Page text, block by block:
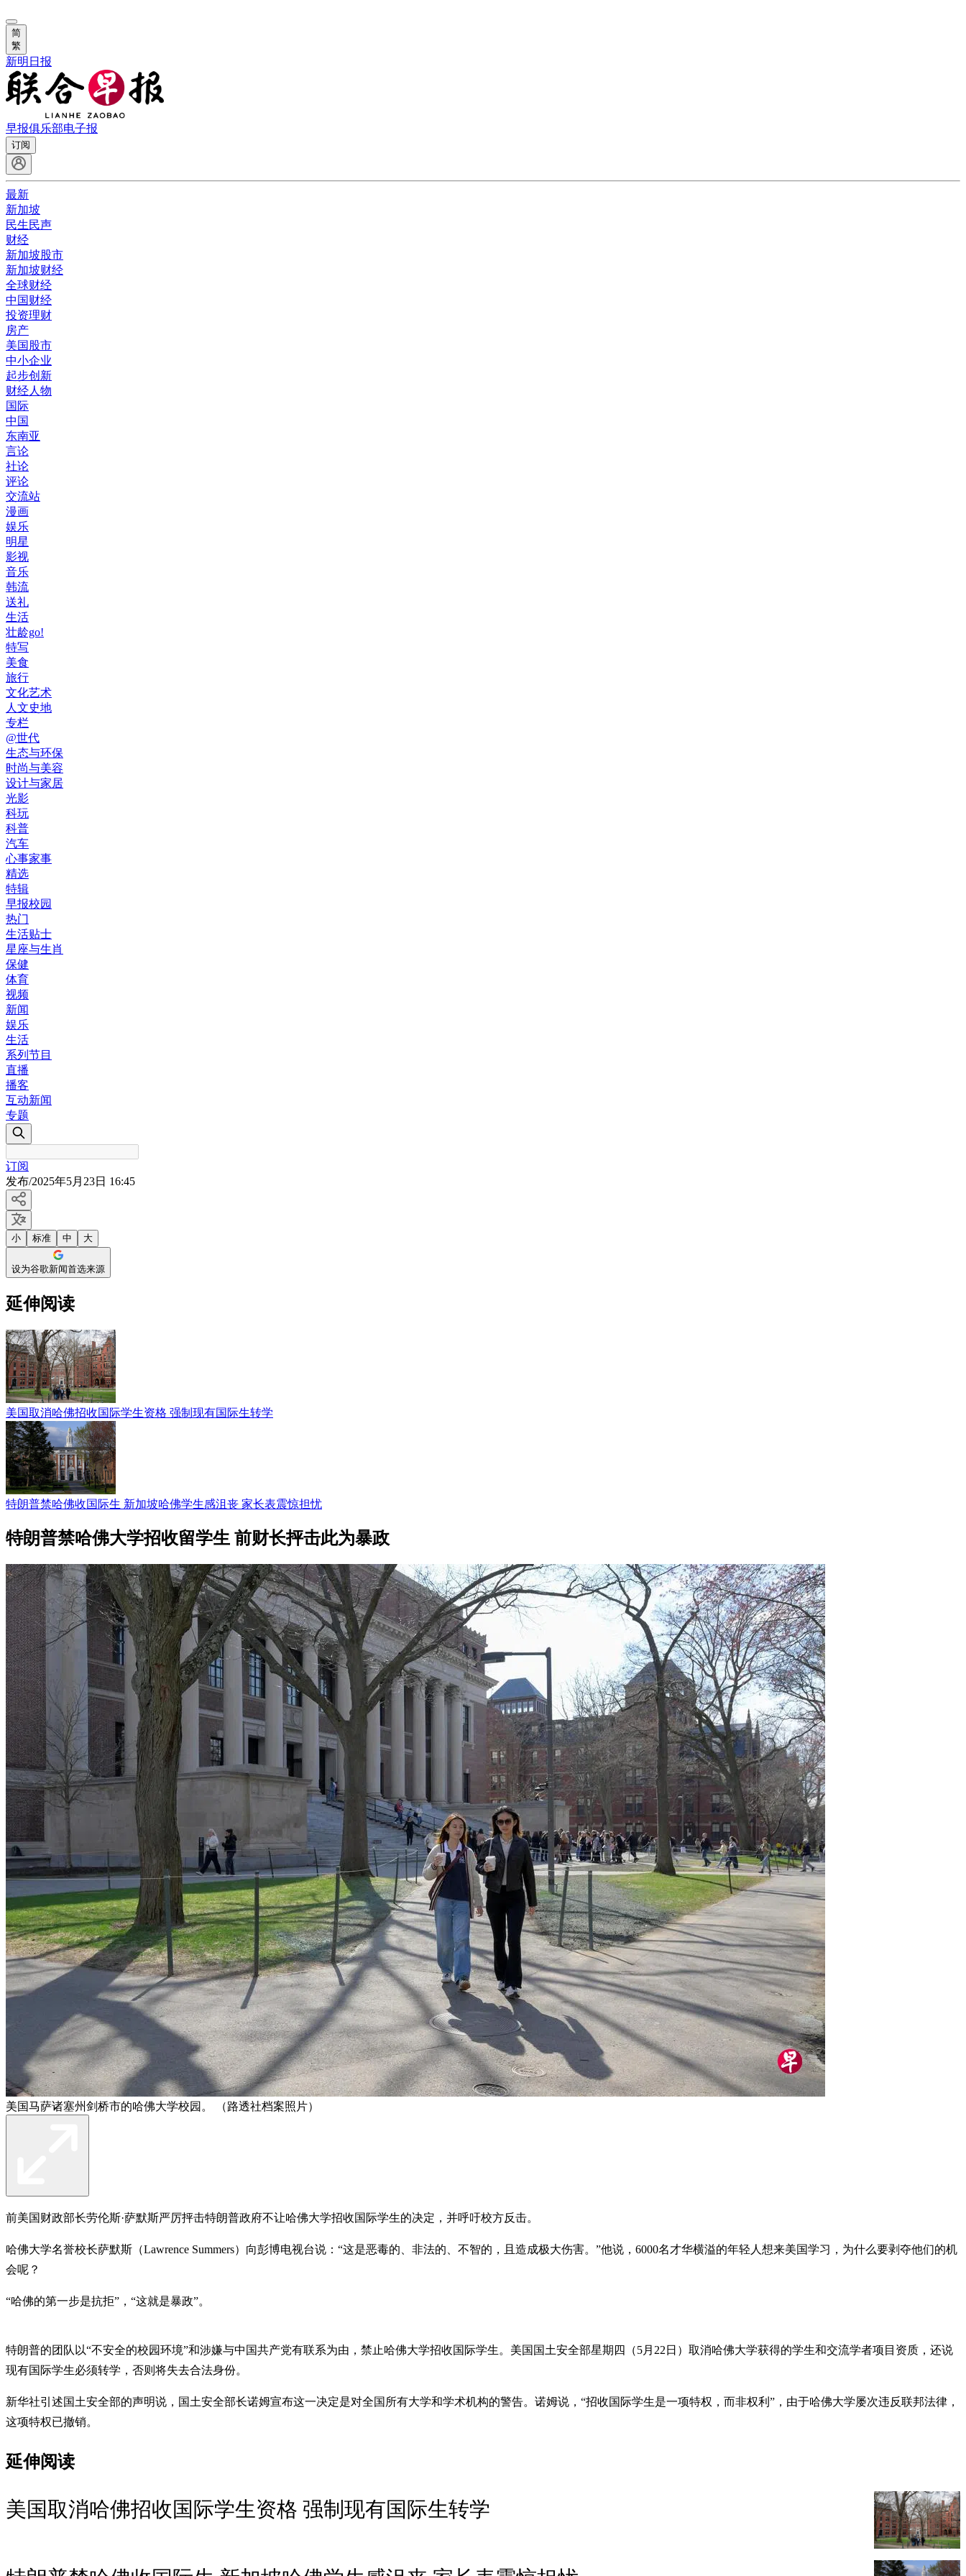
简
繁
新明日报
早报俱乐部电子报
订阅
最新
新加坡
民生民声
财经
新加坡股市
新加坡财经
全球财经
中国财经
投资理财
房产
美国股市
中小企业
起步创新
财经人物
国际
中国
东南亚
言论
社论
评论
交流站
漫画
娱乐
明星
影视
音乐
韩流
送礼
生活
壮龄go!
特写
美食
旅行
文化艺术
人文史地
专栏
@世代
生态与环保
时尚与美容
设计与家居
光影
科玩
科普
汽车
心事家事
精选
特辑
早报校园
热门
生活贴士
星座与生肖
保健
体育
视频
新闻
娱乐
生活
系列节目
直播
播客
互动新闻
专题
订阅
发布/2025年5月23日 16:45
小 标准 中 大
设为谷歌新闻首选来源
延伸阅读
美国取消哈佛招收国际学生资格 强制现有国际生转学
特朗普禁哈佛收国际生 新加坡哈佛学生感沮丧 家长表震惊担忧
特朗普禁哈佛大学招收留学生 前财长抨击此为暴政
美国马萨诸塞州剑桥市的哈佛大学校园。 （路透社档案照片）
前美国财政部长劳伦斯·萨默斯严厉抨击特朗普政府不让哈佛大学招收国际学生的决定，并呼吁校方反击。
哈佛大学名誉校长萨默斯（Lawrence Summers）向彭博电视台说：“这是恶毒的、非法的、不智的，且造成极大伤害。”他说，6000名才华横溢的年轻人想来美国学习，为什么要剥夺他们的机
会呢？
“哈佛的第一步是抗拒”，“这就是暴政”。
特朗普的团队以“不安全的校园环境”和涉嫌与中国共产党有联系为由，禁止哈佛大学招收国际学生。美国国土安全部星期四（5月22日）取消哈佛大学获得的学生和交流学者项目资质，还说
现有国际学生必须转学，否则将失去合法身份。
新华社引述国土安全部的声明说，国土安全部长诺姆宣布这一决定是对全国所有大学和学术机构的警告。诺姆说，“招收国际学生是一项特权，而非权利”，由于哈佛大学屡次违反联邦法律，
这项特权已撤销。
延伸阅读
美国取消哈佛招收国际学生资格 强制现有国际生转学